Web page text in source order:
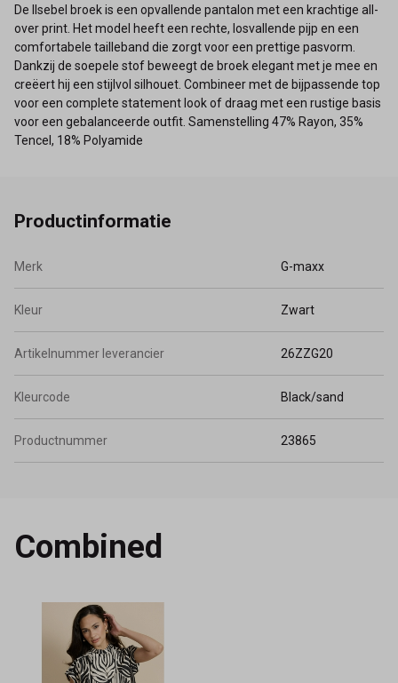
De Ilsebel broek is een opvallende pantalon met een krachtige all-
over print. Het model heeft een rechte, losvallende pijp en een
comfortabele tailleband die zorgt voor een prettige pasvorm.
Dankzij de soepele stof beweegt de broek elegant met je mee en
creëert hij een stijlvol silhouet. Combineer met de bijpassende top
voor een complete statement look of draag met een rustige basis
voor een gebalanceerde outfit. Samenstelling 47% Rayon, 35%
Tencel, 18% Polyamide
Productinformatie
Merk G-maxx
Kleur Zwart
Artikelnummer leverancier 26ZZG20
Kleurcode Black/sand
Productnummer 23865
Combined